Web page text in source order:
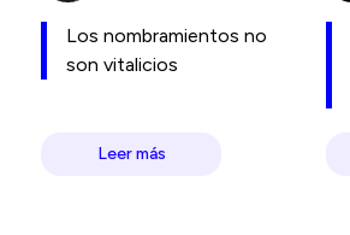
Los nombramientos no
son vitalicios
Leer más